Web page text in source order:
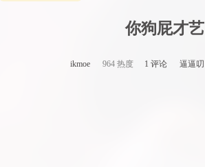
你狗屁才艺
ikmoe 964 热度 1 评论 逼逼叨